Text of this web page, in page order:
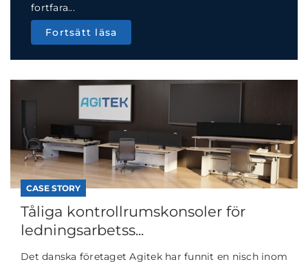
fortfara...
Fortsätt läsa
CASE STORY
Tåliga kontrollrumskonsoler för
ledningsarbetss...
Det danska företaget Agitek har funnit en nisch inom